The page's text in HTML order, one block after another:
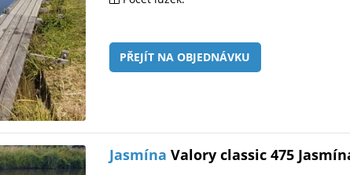
PŘEJÍT NA OBJEDNÁVKU
Jasmína Valory classic 475